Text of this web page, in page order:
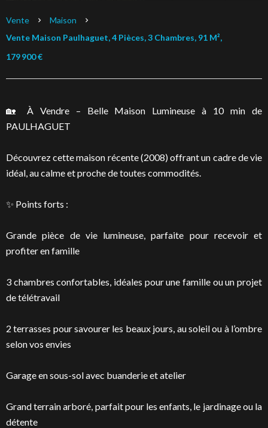
Vente
Maison
Vente Maison Paulhaguet, 4 Pièces, 3 Chambres, 91 M²,
179 900 €
🏡 À Vendre – Belle Maison Lumineuse à 10 min de
PAULHAGUET
Découvrez cette maison récente (2008) offrant un cadre de vie
idéal, au calme et proche de toutes commodités.
✨ Points forts :
Grande pièce de vie lumineuse, parfaite pour recevoir et
profiter en famille
3 chambres confortables, idéales pour une famille ou un projet
de télétravail
2 terrasses pour savourer les beaux jours, au soleil ou à l’ombre
selon vos envies
Garage en sous-sol avec buanderie et atelier
Grand terrain arboré, parfait pour les enfants, le jardinage ou la
détente